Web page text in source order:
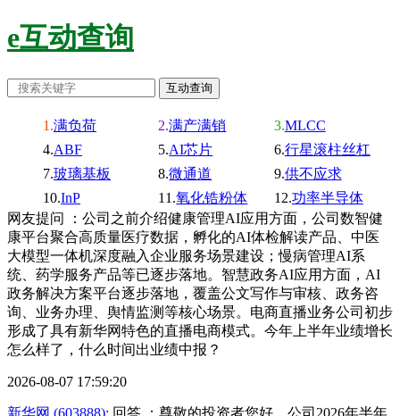
e互动查询
满负荷 满产满销
MLCC
ABF
AI芯片
行星滚柱丝杠
玻璃基板
微通道
供不应求
InP
氧化锆粉体
功率半导体
网友提问 ：公司之前介绍健康管理AI应用方面，公司数智健
康平台聚合高质量医疗数据，孵化的AI体检解读产品、中医
大模型一体机深度融入企业服务场景建设；慢病管理AI系
统、药学服务产品等已逐步落地。智慧政务AI应用方面，AI
政务解决方案平台逐步落地，覆盖公文写作与审核、政务咨
询、业务办理、舆情监测等核心场景。电商直播业务公司初步
形成了具有新华网特色的直播电商模式。今年上半年业绩增长
怎么样了，什么时间出业绩中报？
2026-08-07 17:59:20
新华网 (603888): 回答 ：尊敬的投资者您好，公司2026年半年